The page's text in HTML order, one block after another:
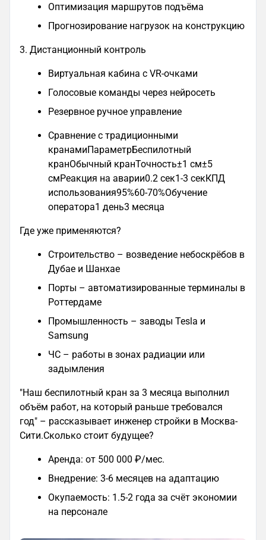
Оптимизация маршрутов подъёма
Прогнозирование нагрузок на конструкцию
3. Дистанционный контроль
Виртуальная кабина с VR-очками
Голосовые команды через нейросеть
Резервное ручное управление
Сравнение с традиционными
кранамиПараметрБеспилотный
кранОбычный кранТочность±1 см±5
смРеакция на аварии0.2 сек1-3 секКПД
использования95%60-70%Обучение
оператора1 день3 месяца
Где уже применяются?
Строительство – возведение небоскрёбов в
Дубае и Шанхае
Порты – автоматизированные терминалы в
Роттердаме
Промышленность – заводы Tesla и
Samsung
ЧС – работы в зонах радиации или
задымления
"Наш беспилотный кран за 3 месяца выполнил
объём работ, на который раньше требовался
год" – рассказывает инженер стройки в Москва-
Сити.Сколько стоит будущее?
Аренда: от 500 000 ₽/мес.
Внедрение: 3-6 месяцев на адаптацию
Окупаемость: 1.5-2 года за счёт экономии
на персонале